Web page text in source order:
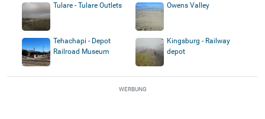
Tulare - Tulare Outlets Owens Valley
Tehachapi - Depot
Railroad Museum
Kingsburg - Railway
depot
WERBUNG